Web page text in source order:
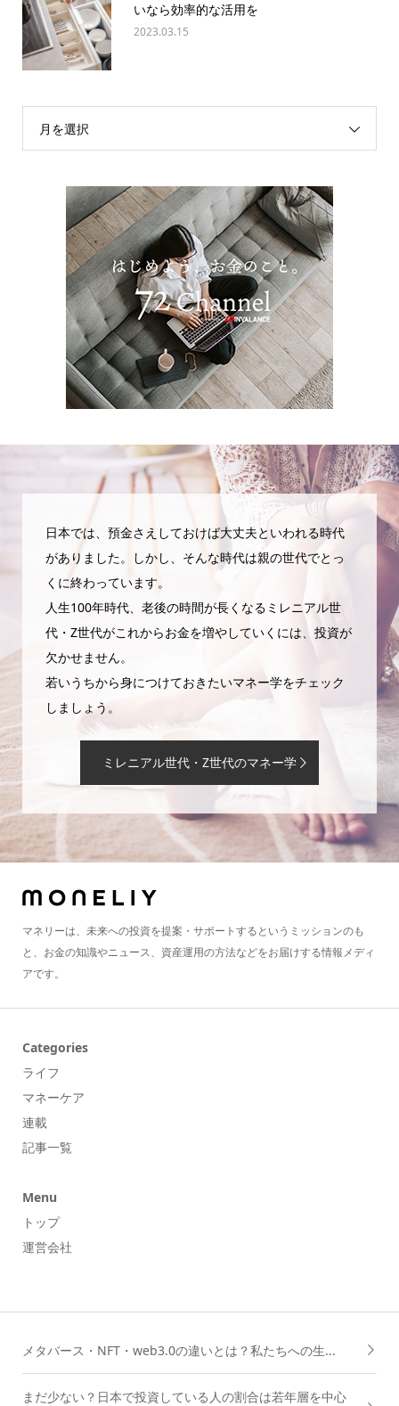
いなら効率的な活用を
2023.03.15
月を選択
日本では、預金さえしておけば大丈夫といわれる時代
がありました。しかし、そんな時代は親の世代でとっ
くに終わっています。
人生100年時代、老後の時間が長くなるミレニアル世
代・Z世代がこれからお金を増やしていくには、投資が
欠かせません。
若いうちから身につけておきたいマネー学をチェック
しましょう。
ミレニアル世代・Z世代のマネー学
マネリーは、未来への投資を提案・サポートするというミッションのも
と、お金の知識やニュース、資産運用の方法などをお届けする情報メディ
アです。
Categories
ライフ
マネーケア
連載
記事一覧
Menu
トップ
運営会社
メタバース・NFT・web3.0の違いとは？私たちへの生...
まだ少ない？日本で投資している人の割合は若年層を中心